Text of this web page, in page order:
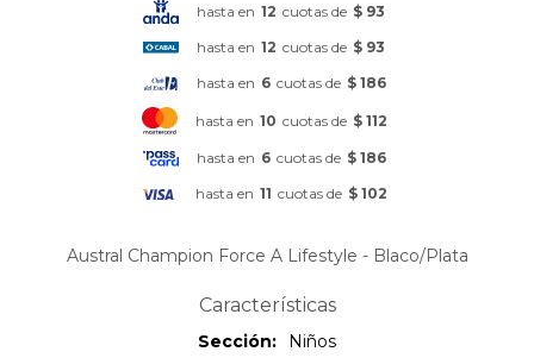
hasta en 12 cuotas de $ 93
hasta en 12 cuotas de $ 93
hasta en 6 cuotas de $ 186
hasta en 10 cuotas de $ 112
hasta en 6 cuotas de $ 186
hasta en 11 cuotas de $ 102
Austral Champion Force A Lifestyle - Blaco/Plata
Características
Sección
Niños